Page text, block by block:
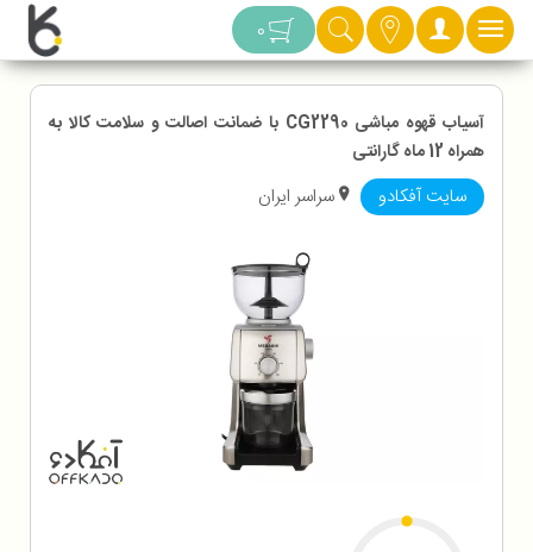
دسته بندی 0
آسیاب قهوه مباشی CG2290 با ضمانت اصالت و سلامت کالا به
همراه 12 ماه گارانتی
سایت آفکادو سراسر ایران